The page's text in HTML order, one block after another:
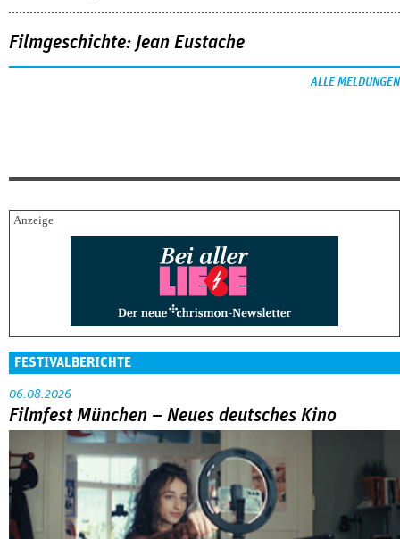
Filmgeschichte: Jean Eustache
ALLE MELDUNGEN
FESTIVALBERICHTE
06.08.2026
Filmfest München – Neues deutsches Kino